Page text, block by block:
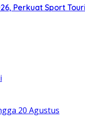
Perkuat Sport